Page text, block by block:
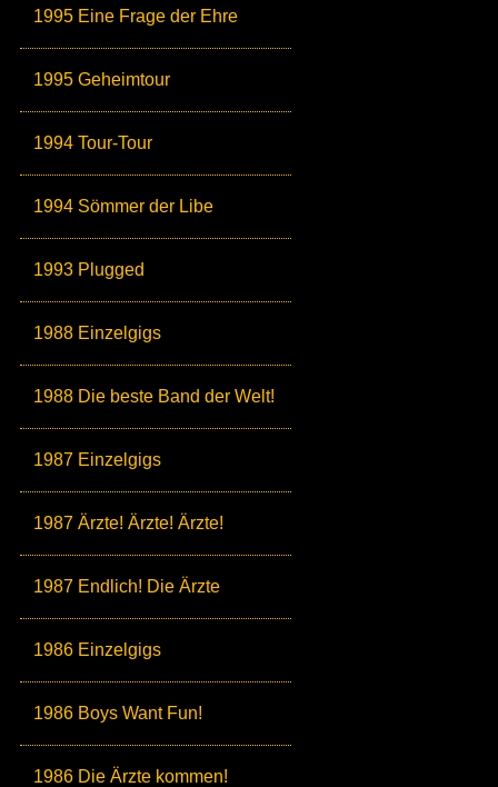
1995 Eine Frage der Ehre
1995 Geheimtour
1994 Tour-Tour
1994 Sömmer der Libe
1993 Plugged
1988 Einzelgigs
1988 Die beste Band der Welt!
1987 Einzelgigs
1987 Ärzte! Ärzte! Ärzte!
1987 Endlich! Die Ärzte
1986 Einzelgigs
1986 Boys Want Fun!
1986 Die Ärzte kommen!